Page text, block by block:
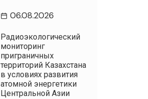
06.08.2026
Радиоэкологический
мониторинг
приграничных
территорий Казахстана
в условиях развития
атомной энергетики
Центральной Азии